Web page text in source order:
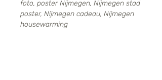
foto, poster Nijmegen, Nijmegen stad
poster, Nijmegen cadeau, Nijmegen
housewarming